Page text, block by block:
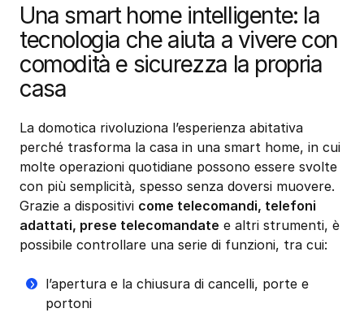
Una smart home intelligente: la
tecnologia che aiuta a vivere con
comodità e sicurezza la propria
casa
La domotica rivoluziona l’esperienza abitativa
perché trasforma la casa in una smart home, in cui
molte operazioni quotidiane possono essere svolte
con più semplicità, spesso senza doversi muovere.
Grazie a dispositivi come telecomandi, telefoni
adattati, prese telecomandate e altri strumenti, è
possibile controllare una serie di funzioni, tra cui:
l’apertura e la chiusura di cancelli, porte e
portoni